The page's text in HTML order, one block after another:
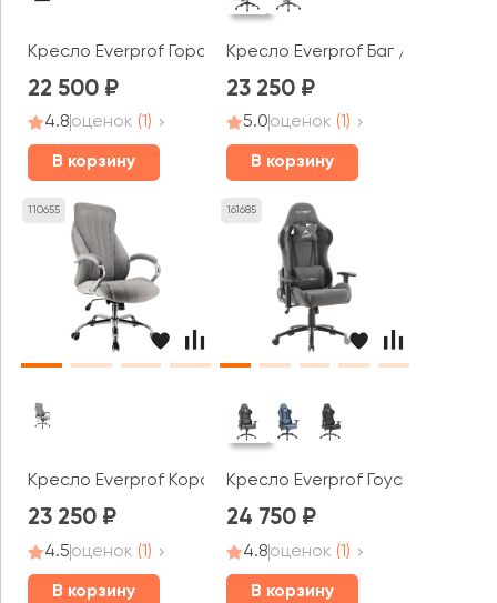
Кресло Everprof Горо / Goro
22 500
4.8оценок (1)
В корзину
Кресло Everprof Баг / Bug
23 250
5.0оценок (1)
В корзину
110655
Кресло Everprof Корал / Coral
23 250
4.5оценок (1)
В корзину
161685
Кресло Everprof Гоуст / Ghost
24 750
4.8оценок (1)
В корзину